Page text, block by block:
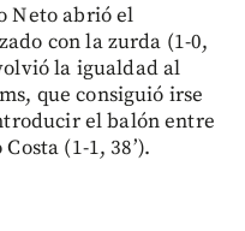
Neto abrió el
con la zurda (1-0,
la igualdad al
que consiguió irse
el balón entre
(1-1, 38’).